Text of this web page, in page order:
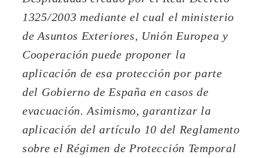
1325/2003 mediante el cual el ministerio
de Asuntos Exteriores, Unión Europea y
Cooperación puede proponer la
aplicación de esa protección por parte
del Gobierno de España en casos de
evacuación. Asimismo, garantizar la
aplicación del artículo 10 del Reglamento
sobre el Régimen de Protección Temporal